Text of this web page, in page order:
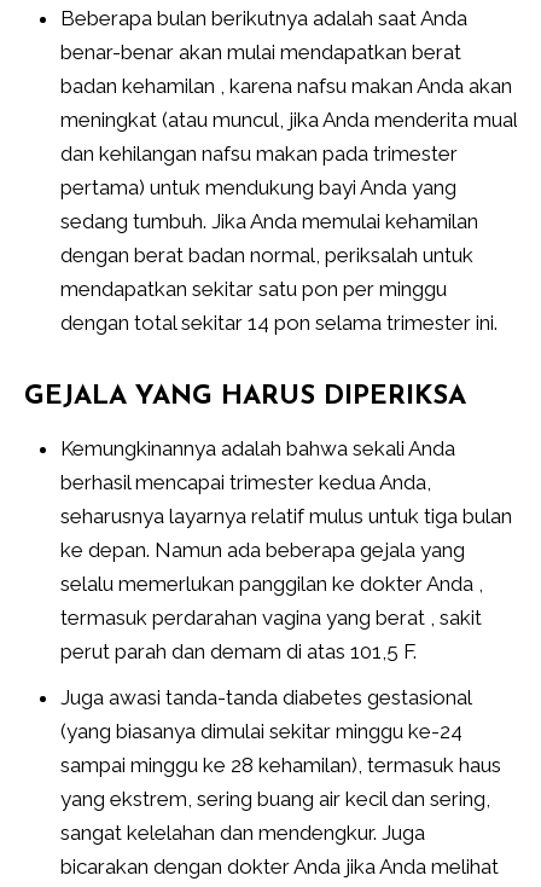
Beberapa bulan berikutnya adalah saat Anda
benar-benar akan mulai mendapatkan berat
badan kehamilan , karena nafsu makan Anda akan
meningkat (atau muncul, jika Anda menderita mual
dan kehilangan nafsu makan pada trimester
pertama) untuk mendukung bayi Anda yang
sedang tumbuh. Jika Anda memulai kehamilan
dengan berat badan normal, periksalah untuk
mendapatkan sekitar satu pon per minggu
dengan total sekitar 14 pon selama trimester ini.
GEJALA YANG HARUS DIPERIKSA
Kemungkinannya adalah bahwa sekali Anda
berhasil mencapai trimester kedua Anda,
seharusnya layarnya relatif mulus untuk tiga bulan
ke depan. Namun ada beberapa gejala yang
selalu memerlukan panggilan ke dokter Anda ,
termasuk perdarahan vagina yang berat , sakit
perut parah dan demam di atas 101,5 F.
Juga awasi tanda-tanda diabetes gestasional
(yang biasanya dimulai sekitar minggu ke-24
sampai minggu ke 28 kehamilan), termasuk haus
yang ekstrem, sering buang air kecil dan sering,
sangat kelelahan dan mendengkur. Juga
bicarakan dengan dokter Anda jika Anda melihat